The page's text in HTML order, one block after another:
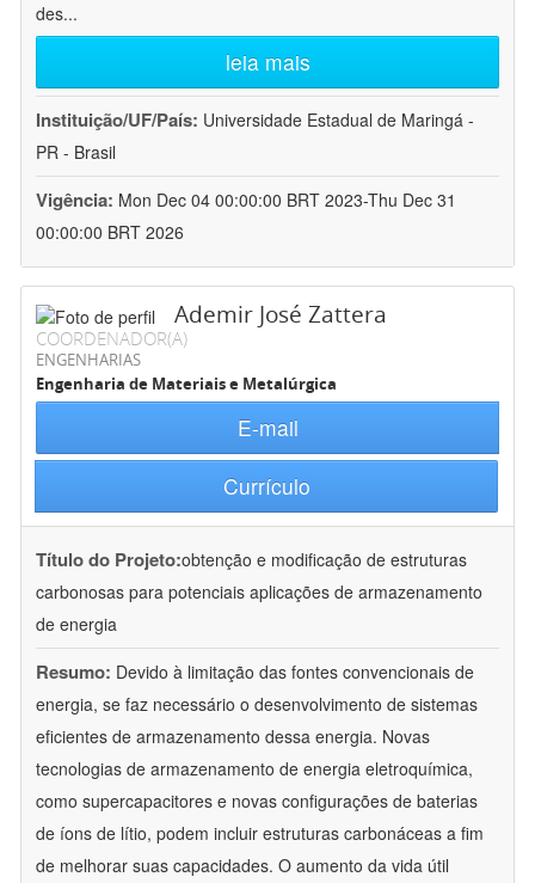
des...
leia mais
Instituição/UF/País: Universidade Estadual de Maringá -
PR - Brasil
Vigência: Mon Dec 04 00:00:00 BRT 2023-Thu Dec 31
00:00:00 BRT 2026
Ademir José Zattera
COORDENADOR(A)
ENGENHARIAS
Engenharia de Materiais e Metalúrgica
E-mail
Currículo
Título do Projeto:obtenção e modificação de estruturas
carbonosas para potenciais aplicações de armazenamento
de energia
Resumo: Devido à limitação das fontes convencionais de
energia, se faz necessário o desenvolvimento de sistemas
eficientes de armazenamento dessa energia. Novas
tecnologias de armazenamento de energia eletroquímica,
como supercapacitores e novas configurações de baterias
de íons de lítio, podem incluir estruturas carbonáceas a fim
de melhorar suas capacidades. O aumento da vida útil